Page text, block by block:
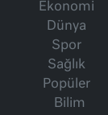
Ekonomi
Dünya
Spor
Sağlık
Popüler
Bilim